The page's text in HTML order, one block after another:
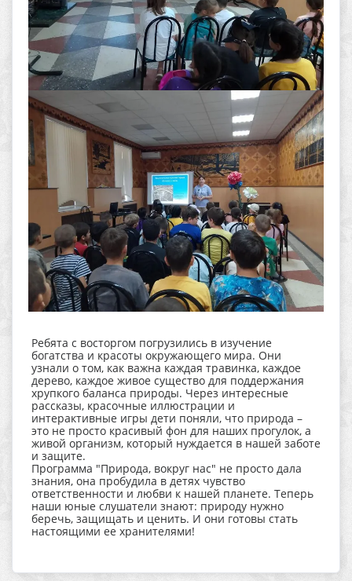
Ребята с восторгом погрузились в изучение
богатства и красоты окружающего мира. Они
узнали о том, как важна каждая травинка, каждое
дерево, каждое живое существо для поддержания
хрупкого баланса природы. Через интересные
рассказы, красочные иллюстрации и
интерактивные игры дети поняли, что природа –
это не просто красивый фон для наших прогулок, а
живой организм, который нуждается в нашей заботе
и защите.
Программа "Природа, вокруг нас" не просто дала
знания, она пробудила в детях чувство
ответственности и любви к нашей планете. Теперь
наши юные слушатели знают: природу нужно
беречь, защищать и ценить. И они готовы стать
настоящими ее хранителями!